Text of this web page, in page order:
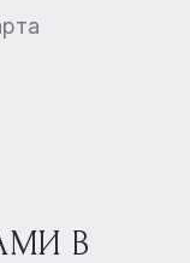
В